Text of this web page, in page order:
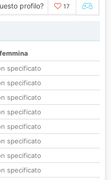
profilo? 17
femmina
specificato
specificato
specificato
specificato
specificato
specificato
specificato
specificato